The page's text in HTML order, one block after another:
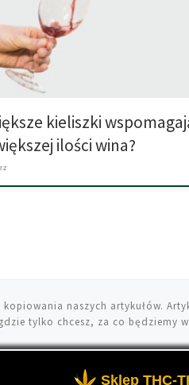
a replication study in two bars. BMC
i udało się ją częściowo potwierdzić.
więcej […]
kieliszki
ilości wina?
kopiowania naszych artykułów.
tylko chcesz, za co będziemy
Sklep THC-